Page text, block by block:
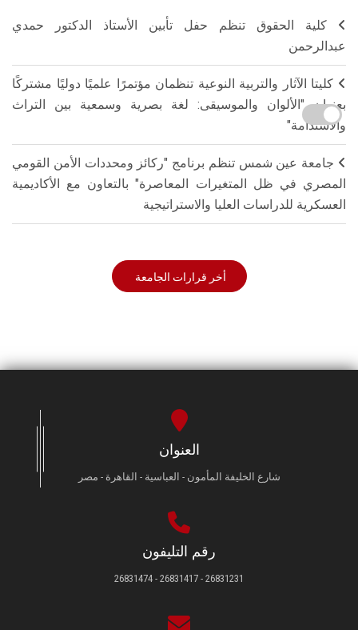
كلية الحقوق تنظم حفل تأبين الأستاذ الدكتور حمدي
عبدالرحمن
كليتا الآثار والتربية النوعية تنظمان مؤتمرًا علميًا دوليًا مشتركًا
بعنوان "الألوان والموسيقى: لغة بصرية وسمعية بين التراث
والاستدامة"
جامعة عين شمس تنظم برنامج "ركائز ومحددات الأمن القومي
المصري في ظل المتغيرات المعاصرة" بالتعاون مع الأكاديمية
العسكرية للدراسات العليا والاستراتيجية
أخر قرارات الجامعة
العنوان
شارع الخليفة المأمون - العباسية - القاهرة - مصر
رقم التليفون
26831231 - 26831417 - 26831474